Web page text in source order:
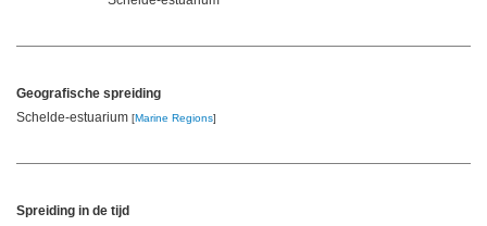
Geografische spreiding
Schelde-estuarium [Marine Regions]
Spreiding in de tijd